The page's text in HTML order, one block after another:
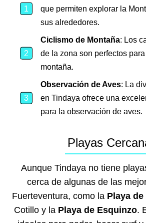
que permiten explorar la
sus alrededores.
Ciclismo de Montaña: Los
de la zona son perfectos
montaña.
Observación de Aves: La
en Tindaya ofrece una
para la observación de aves.
Playas
Aunque Tindaya no tiene
cerca de algunas de las
Fuerteventura, como la Playa
Cotillo y la Playa de Esquinzo.